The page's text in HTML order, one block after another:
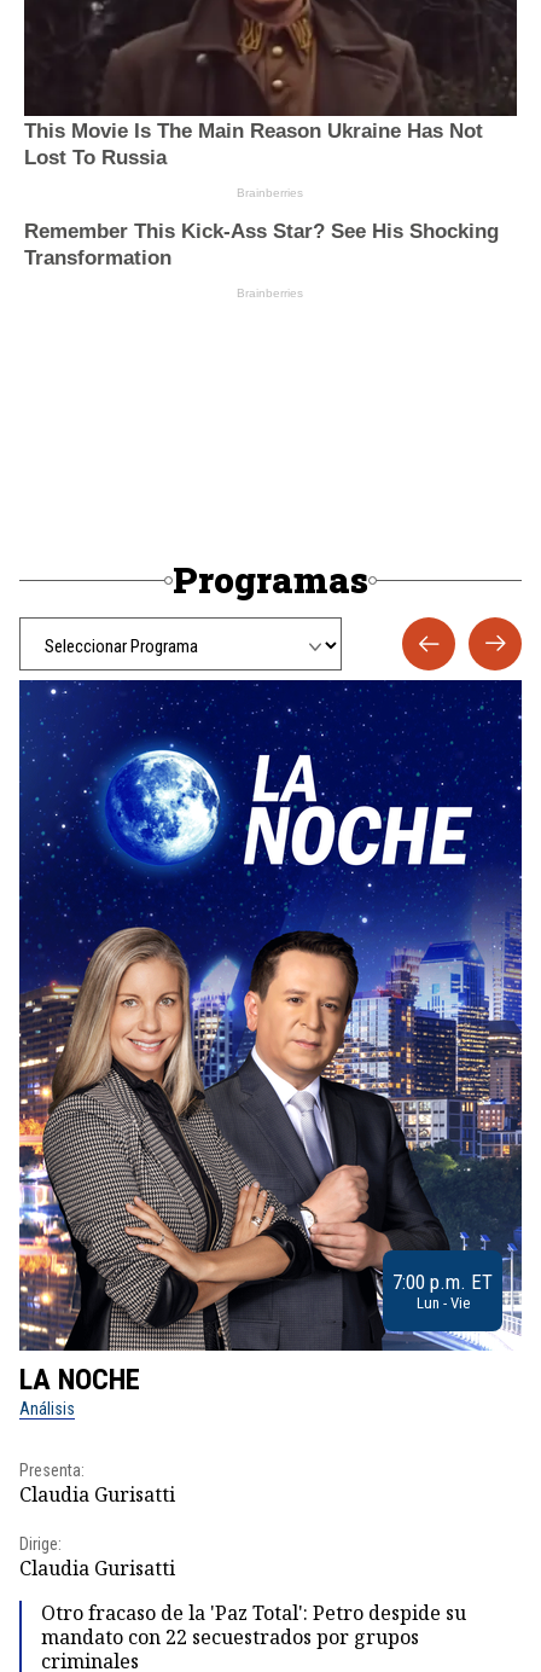
Programas
7:00 p.m. ET
Lun - Vie
LA NOCHE
Análisis
Presenta:
Claudia Gurisatti
Dirige:
Claudia Gurisatti
Otro fracaso de la 'Paz Total': Petro despide su
mandato con 22 secuestrados por grupos
criminales